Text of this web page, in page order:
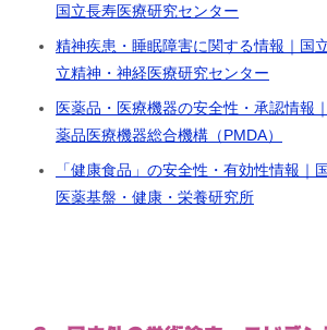
国立長寿医療研究センター
精神疾患・睡眠障害に関する情報｜国
立精神・神経医療研究センター
医薬品・医療機器の安全性・承認情報
薬品医療機器総合機構（PMDA）
「健康食品」の安全性・有効性情報｜
医薬基盤・健康・栄養研究所